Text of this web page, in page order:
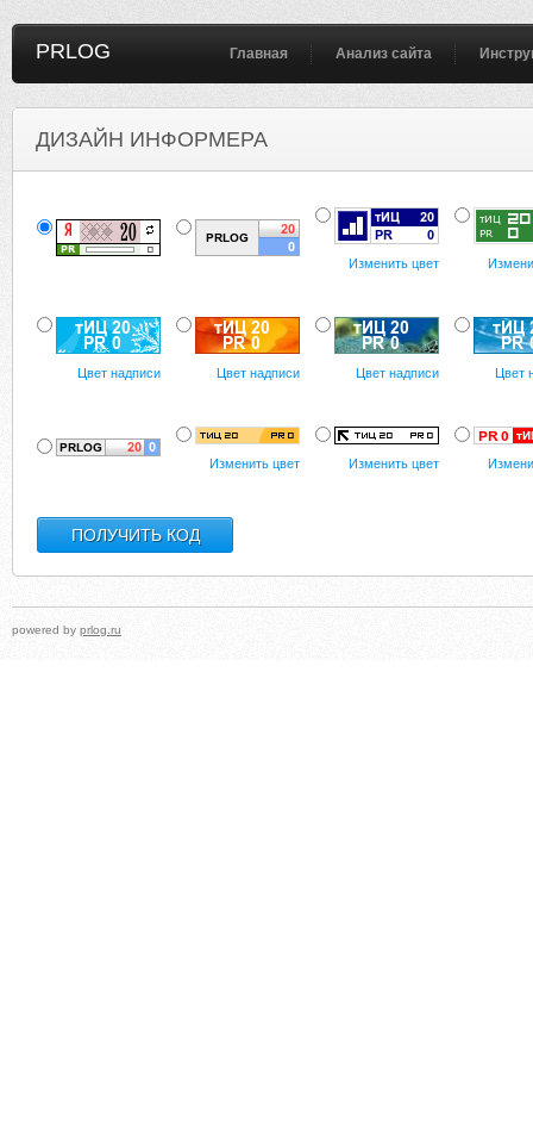
PRLOG Главная Анализ сайта
ДИЗАЙН ИНФОРМЕРА
Изменить цвет
Цвет надписи Цвет надписи Цвет надписи Цвет
Изменить цвет Изменить цвет
powered by prlog.ru